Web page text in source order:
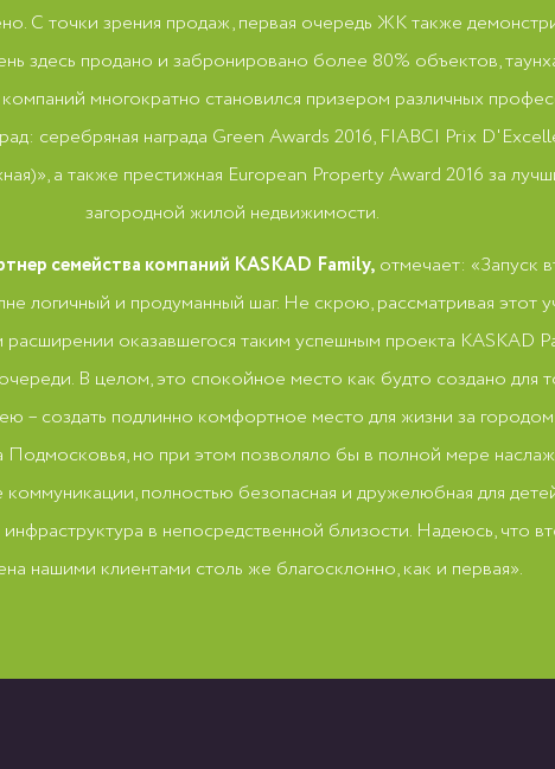
С точки зрения продаж, первая очередь ЖК также
здесь продано и забронировано более 80% объектов,
многократно становился призером различных
серебряная награда Green Awards 2016, FIABCI Prix
а также престижная European Property Award 2016 за
загородной жилой недвижимости.
семейства компаний KASKAD Family, отмечает: «Запуск
логичный и продуманный шаг. Не скрою, рассматривая этот
оказавшегося таким успешным проекта KASKAD
В целом, это спокойное место как будто создано для
– создать подлинно комфортное место для жизни за
Подмосковья, но при этом позволяло бы в полной мере
полностью безопасная и дружелюбная для
в непосредственной близости. Надеюсь, что
нашими клиентами столь же благосклонно, как и первая».